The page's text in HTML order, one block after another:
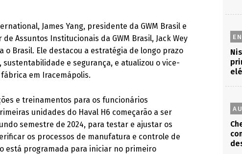
James Yang, presidente da GWM Brasil e
Assuntos Institucionais da GWM Brasil, Jack Wey
Brasil. Ele destacou a estratégia de longo prazo
e segurança, e atualizou o vice-
em Iracemápolis.
e treinamentos para os funcionários
unidades do Haval H6 começarão a ser
semestre de 2024, para testar e ajustar os
os processos de manufatura e controle de
está programada para iniciar no primeiro